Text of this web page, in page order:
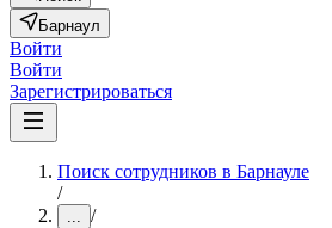
Барнаул
Войти
Войти
Зарегистрироваться
Поиск сотрудников в Барнауле
/
... /